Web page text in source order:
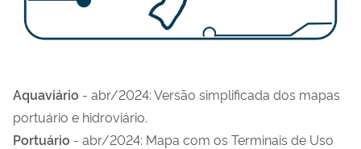
Aquaviário - abr/2024: Versão simplificada dos mapas
portuário e hidroviário.
Portuário - abr/2024: Mapa com os Terminais de Uso